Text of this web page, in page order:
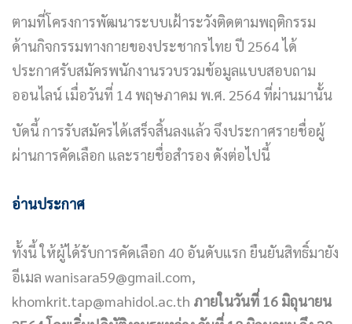
ตามที่โครงการพัฒนาระบบเฝ้าระวังติดตามพฤติกรรม
ด้านกิจกรรมทางกายของประชากรไทย ปี 2564 ได้
ประกาศรับสมัครพนักงานรวบรวมข้อมูลแบบสอบถาม
ออนไลน์ เมื่อวันที่ 14 พฤษภาคม พ.ศ. 2564 ที่ผ่านมานั้น
บัดนี้ การรับสมัครได้เสร็จสิ้นลงแล้ว จึงประกาศรายชื่อผู้
ผ่านการคัดเลือก และรายชื่อสำรอง ดังต่อไปนี้
อ่านประกาศ
ทั้งนี้ ให้ผู้ได้รับการคัดเลือก 40 อันดับแรก ยืนยันสิทธิ์มายัง
อีเมล wanisara59@gmail.com,
khomkrit.tap@mahidol.ac.th ภายในวันที่ 16 มิถุนายน